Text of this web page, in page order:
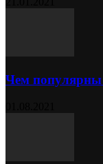
Чем популярны